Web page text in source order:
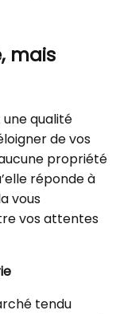
mais
une qualité
de vos
propriété
réponde à
vous
vos attentes
tendu